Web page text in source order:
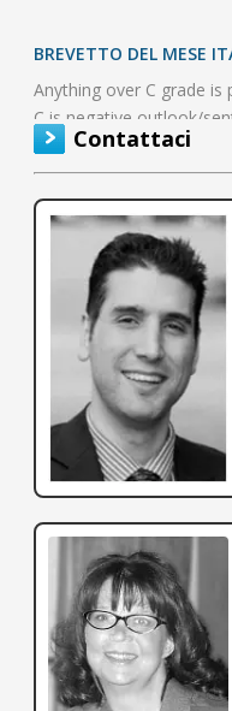
BREVETTO DEL MESE
Anything over C grade
C is negative outlook/
possible to…
Contattaci